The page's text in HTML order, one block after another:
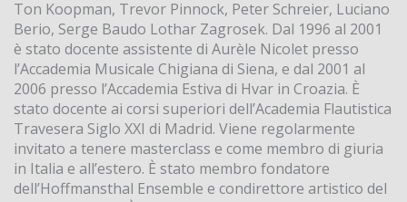
Ton Koopman, Trevor Pinnock, Peter Schreier, Luciano
Berio, Serge Baudo Lothar Zagrosek. Dal 1996 al 2001
è stato docente assistente di Aurèle Nicolet presso
l’Accademia Musicale Chigiana di Siena, e dal 2001 al
2006 presso l’Accademia Estiva di Hvar in Croazia. È
stato docente ai corsi superiori dell’Academia Flautistica
Travesera Siglo XXI di Madrid. Viene regolarmente
invitato a tenere masterclass e come membro di giuria
in Italia e all’estero. È stato membro fondatore
dell’Hoffmansthal Ensemble e condirettore artistico del